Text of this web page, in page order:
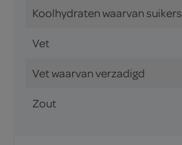
Koolhydraten waarvan suikers
Vet
Vet waarvan verzadigd
Zout